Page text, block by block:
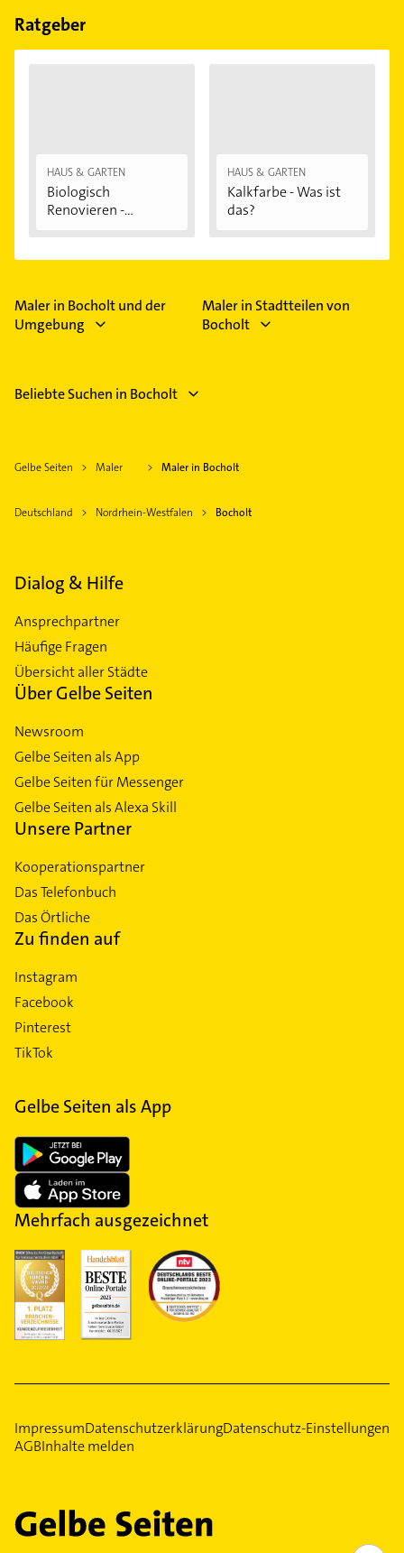
Handwerkerbedarf und Lacke und Lasuren.
Ratgeber
HAUS & GARTEN
Biologisch
Renovieren -
HAUS & GARTEN
Kalkfarbe - Was ist
das?
Maler in Bocholt und der
Umgebung
Maler in Stadtteilen von
Bocholt
Beliebte Suchen in Bocholt
Gelbe Seiten Maler Maler in Bocholt
Deutschland Nordrhein-Westfalen Bocholt
Dialog & Hilfe
Ansprechpartner
Häufige Fragen
Übersicht aller Städte
Über Gelbe Seiten
Newsroom
Gelbe Seiten als App
Gelbe Seiten für Messenger
Gelbe Seiten als Alexa Skill
Unsere Partner
Kooperationspartner
Das Telefonbuch
Das Örtliche
Zu finden auf
Instagram
Facebook
Pinterest
TikTok
Gelbe Seiten als App
Mehrfach ausgezeichnet
ImpressumDatenschutzerklärungDatenschutz-Einstellungen
AGBInhalte melden